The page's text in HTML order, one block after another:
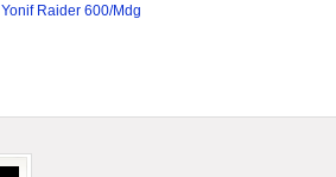
Yonif Raider 600/Mdg